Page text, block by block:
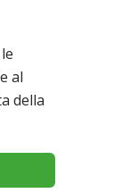
al
della